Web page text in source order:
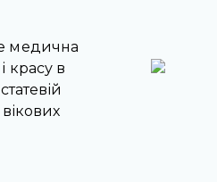
медична
красу в